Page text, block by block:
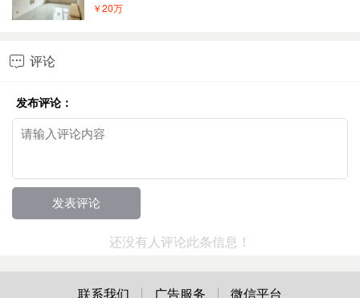
￥20万
 评论
发布评论：
还没有人评论此条信息！
联系我们 广告服务 微信平台